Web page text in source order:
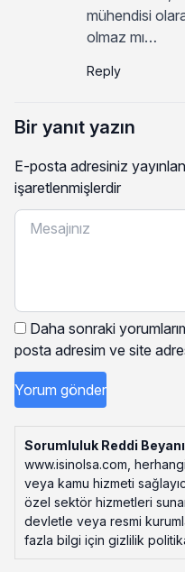
mühendisi
olmaz mı…
Reply
Bir yanıt yazın
E-posta adresiniz
işaretlenmişlerdir
Daha sonraki
posta adresim ve site
Sorumluluk Reddi
www.isinolsa.com,
veya kamu hizmeti
özel sektör hizmetleri
devletle veya resmi
fazla bilgi için gizlilik